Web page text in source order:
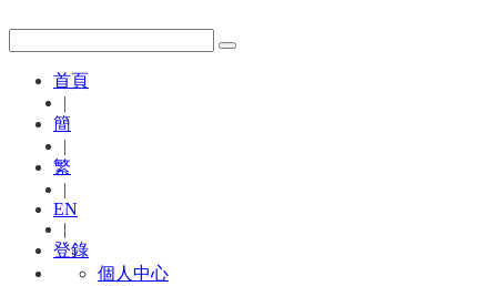
首頁
|
簡
|
繁
|
EN
|
登錄
個人中心